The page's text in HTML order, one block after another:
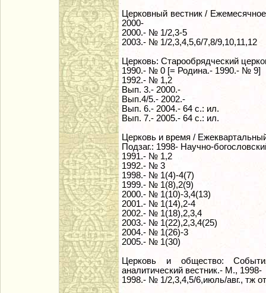
Церковный вестник /
2000-
2000.- № 1/2,3-5
2003.- № 1/2,3,4,5,6/7,8/9,10,11,12
Церковь: Старообрядческий
1990.- № 0 [= Родина.- 1990.- № 9]
1992.- № 1,2
Вып. 3.- 2000.-
Вып.4/5.- 2002.-
Вып. 6.- 2004.- 64 с.: ил.
Вып. 7.- 2005.- 64 с.: ил.
Церковь и время /
Подзаг.: 1998- Научно-
1991.- № 1,2
1992.- № 3
1998.- № 1(4)-4(7)
1999.- № 1(8),2(9)
2000.- № 1(10)-3,4(13)
2001.- № 1(14),2-4
2002.- № 1(18),2,3,4
2003.- № 1(22),2,3,4(25)
2004.- № 1(26)-3
2005.- № 1(30)
Церковь и общество:
аналитический вестник.- М., 1998-
1998.- № 1/2,3,4,5/6,июль/авг., тж